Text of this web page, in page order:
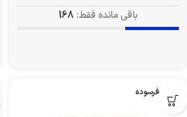
باقی مانده فقط: 168
بدون فرسوده